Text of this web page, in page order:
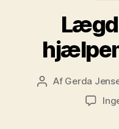
Indlægsforfatter
Af Gerda